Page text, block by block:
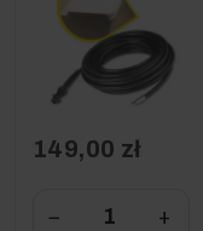
149,00 zł
− +